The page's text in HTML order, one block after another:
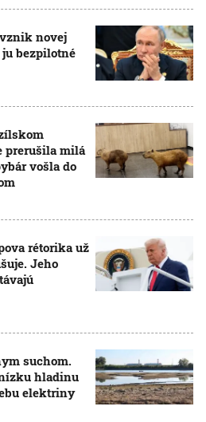
novej
bezpilotné
prerušila milá
vošla do
rétorika už
Jeho
suchom.
hladinu
elektriny